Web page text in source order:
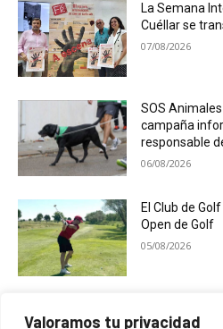
Valoramos tu privacidad
La Semana
Cuéllar se
07/08/2026
SOS
campaña
responsable
06/08/2026
El Club de
Open de Golf
05/08/2026
diversión en